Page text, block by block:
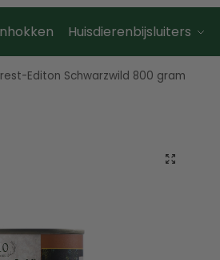
Huisdierenbijsluiters
Editon Schwarzwild 800 gram